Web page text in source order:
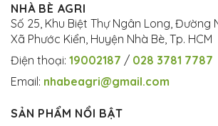
NHÀ BÈ AGRI
Số 25, Khu Biệt Thự Ngân Long, Đường
Xã Phước Kiển, Huyện Nhà Bè, Tp. HCM
Điện thoại: 19002187 / 028 3781 7787
Email: nhabeagri@gmail.com
SẢN PHẨM NỔI BẬT